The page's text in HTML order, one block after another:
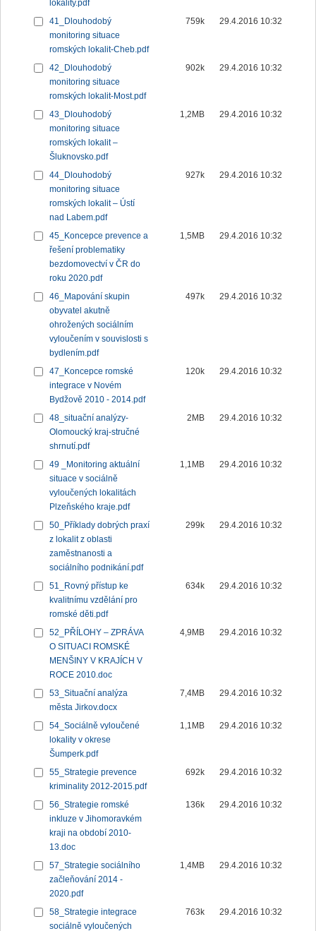
lokality.pdf
41_Dlouhodobý
monitoring situace
romských lokalit-Cheb.pdf
759k 29.4.2016 10:32
42_Dlouhodobý
monitoring situace
romských lokalit-Most.pdf
902k 29.4.2016 10:32
43_Dlouhodobý
monitoring situace
romských lokalit –
Šluknovsko.pdf
1,2MB 29.4.2016 10:32
44_Dlouhodobý
monitoring situace
romských lokalit – Ústí
nad Labem.pdf
927k 29.4.2016 10:32
45_Koncepce prevence a
řešení problematiky
bezdomovectví v ČR do
roku 2020.pdf
1,5MB 29.4.2016 10:32
46_Mapování skupin
obyvatel akutně
ohrožených sociálním
vyloučením v souvislosti s
bydlením.pdf
497k 29.4.2016 10:32
47_Koncepce romské
integrace v Novém
Bydžově 2010 - 2014.pdf
120k 29.4.2016 10:32
48_situační analýzy-
Olomoucký kraj-stručné
shrnutí.pdf
2MB 29.4.2016 10:32
49 _Monitoring aktuální
situace v sociálně
vyloučených lokalitách
Plzeňského kraje.pdf
1,1MB 29.4.2016 10:32
50_Příklady dobrých praxí
z lokalit z oblasti
zaměstnanosti a
sociálního podnikání.pdf
299k 29.4.2016 10:32
51_Rovný přístup ke
kvalitnímu vzdělání pro
romské děti.pdf
634k 29.4.2016 10:32
52_PŘÍLOHY – ZPRÁVA
O SITUACI ROMSKÉ
MENŠINY V KRAJÍCH V
ROCE 2010.doc
4,9MB 29.4.2016 10:32
53_Situační analýza
města Jirkov.docx
7,4MB 29.4.2016 10:32
54_Sociálně vyloučené
lokality v okrese
Šumperk.pdf
1,1MB 29.4.2016 10:32
55_Strategie prevence
kriminality 2012-2015.pdf
692k 29.4.2016 10:32
56_Strategie romské
inkluze v Jihomoravkém
kraji na období 2010-
13.doc
136k 29.4.2016 10:32
57_Strategie sociálního
začleňování 2014 -
2020.pdf
1,4MB 29.4.2016 10:32
58_Strategie integrace
sociálně vyloučených
763k 29.4.2016 10:32